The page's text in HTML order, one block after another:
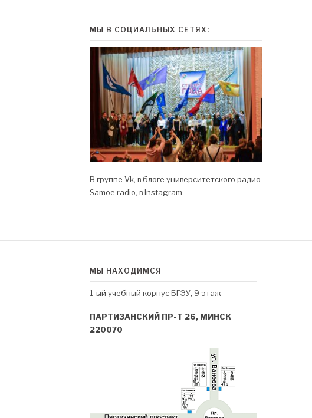
МЫ В СОЦИАЛЬНЫХ СЕТЯХ:
В группе Vk, в блоге университетского радио
Samoe radio, вInstagram.
МЫ НАХОДИМСЯ
1-ый учебный корпус БГЭУ, 9 этаж
ПАРТИЗАНСКИЙ ПР-Т 26, МИНСК
220070